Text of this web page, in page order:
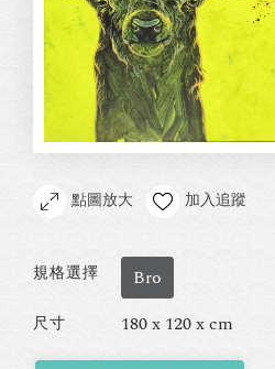
點圖放大 加入追蹤
規格選擇 Bro
尺寸 180 x 120 x cm